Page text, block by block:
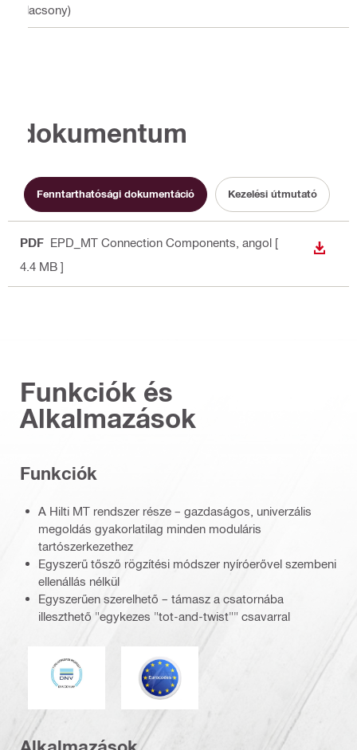
alacsony)
dokumentum
Fenntarthatósági dokumentáció Kezelési útmutató
PDF EPD_MT Connection Components , angol [
4.4 MB ]
Funkciók és
Alkalmazások
Funkciók
A Hilti MT rendszer része – gazdaságos, univerzális
megoldás gyakorlatilag minden moduláris
tartószerkezethez
Egyszerű tősző rögzítési módszer nyíróerővel szembeni
ellenállás nélkül
Egyszerűen szerelhető – támasz a csatornába
illeszthető "egykezes "tot-and-twist"" csavarral
DNV Eurocode